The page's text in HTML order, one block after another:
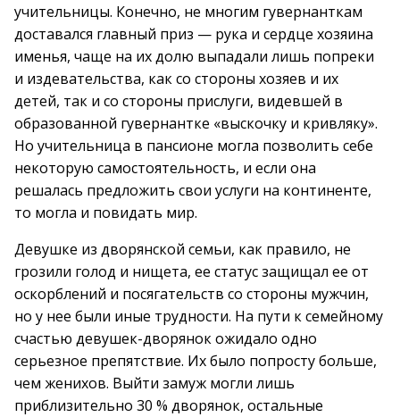
учительницы. Конечно, не многим гувернанткам
доставался главный приз — рука и сердце хозяина
именья, чаще на их долю выпадали лишь попреки
и издевательства, как со стороны хозяев и их
детей, так и со стороны прислуги, видевшей в
образованной гувернантке «выскочку и кривляку».
Но учительница в пансионе могла позволить себе
некоторую самостоятельность, и если она
решалась предложить свои услуги на континенте,
то могла и повидать мир.
Девушке из дворянской семьи, как правило, не
грозили голод и нищета, ее статус защищал ее от
оскорблений и посягательств со стороны мужчин,
но у нее были иные трудности. На пути к семейному
счастью девушек-дворянок ожидало одно
серьезное препятствие. Их было попросту больше,
чем женихов. Выйти замуж могли лишь
приблизительно 30 % дворянок, остальные